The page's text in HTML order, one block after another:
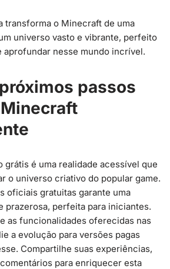
transforma o Minecraft de uma
universo vasto e vibrante, perfeito
aprofundar nesse mundo incrível.
passos
é uma realidade acessível que
o universo criativo do popular game.
oficiais gratuitas garante uma
prazerosa, perfeita para iniciantes.
as funcionalidades oferecidas nas
a evolução para versões pagas
Compartilhe suas experiências,
para enriquecer esta